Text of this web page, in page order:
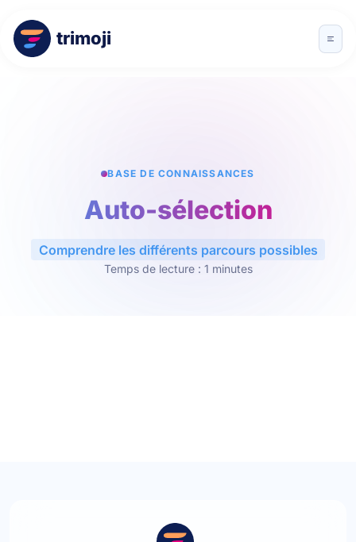
trimoji
BASE DE CONNAISSANCES
Auto-sélection
Comprendre les différents parcours possibles
Temps de lecture : 1 minutes